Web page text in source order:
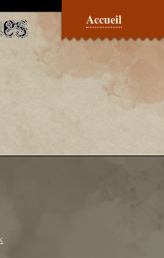
Accueil